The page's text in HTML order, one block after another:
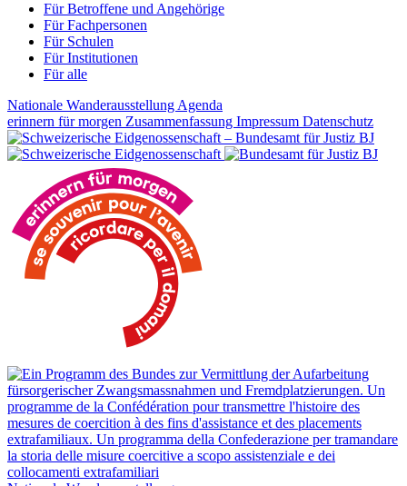
Für Betroffene und Angehörige
Für Fachpersonen
Für Schulen
Für Institutionen
Für alle
Nationale Wanderausstellung Agenda
erinnern für morgen Zusammenfassung Impressum Datenschutz